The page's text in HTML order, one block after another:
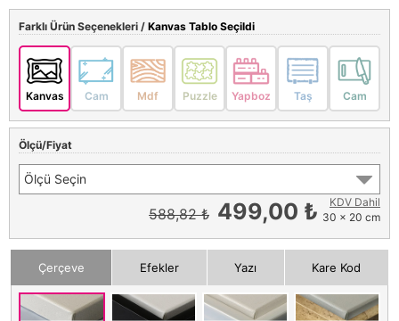
Farklı Ürün Seçenekleri / Kanvas Tablo Seçildi
Kanvas Cam Mdf Puzzle Yapboz Taş Cam
Ölçü/Fiyat
Ölçü Seçin
588,82 ₺ 499,00 ₺
KDV Dahil
30 x 20 cm
Çerçeve Efekler Yazı Kare Kod